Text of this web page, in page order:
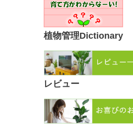
植物管理Dictionary
レビュー